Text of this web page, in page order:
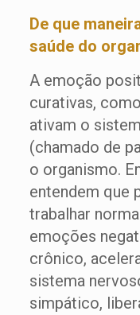
De que
saúde do
A emoção
curativas,
ativam o
(chamado de
o organismo.
entendem que
trabalhar
emoções
crônico,
sistema
simpático,